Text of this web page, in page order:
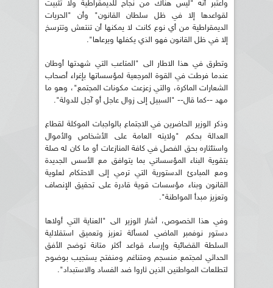
واعتبر أنه "ليس هناك من نجاح للديمقراطية ولا تثبيت
لقواعدها إلا في ظل سلطان القانون" وأن "الحريات
الديمقراطية من أي نوع كانت لا يمكنها أن تنتعش وتترسخ
إلا في ظل القانون فهو الذي يكفلها ويرعاها".
وتطرق في هذا الاطار الى "المتاعب التي شهدتها أوطان
عندما فرطت في القوة المرجعية لمؤسساتها بإغراء أصحاب
الشعارات الماكرة، والتي زعزعت مكونات المجتمع"، وهو ما
مهد --كما قال-- "السبيل إلى زوال عاجل أو آجل للدولة".
وذكر الوزير الحاضرين في الاجتماع بالواجبات الموكلة لقطاع
العدالة بحكم "ولايته العامة على الأشخاص والأموال
واستئثاره بحق الفصل في كافة المنازعات أو ما كان له صلة
بتقوية البناء المؤسساتي بما يتوافق مع الأسس الجديدة
ومع المبادئ الدستورية التي ترمي إلى الاحتكام لعلوية
القانون وبناء مؤسسات قوية قادرة على تحقيق الإنصاف
وتعزيز مبدأ المواطنة".
وفي هذا الخصوص، أشار الوزير الى "العناية التي أولاها
دستور نوفمبر الماضي لمسألة تعزيز وتعميق استقلالية
السلطة القضائية وإرساء قواعد أكثر متانة توضح الأفق
الحداثي لمجتمع منسجم ومتناغم ومنفتح يستجيب بوضوح
لتطلعات المواطنين الذين ثاروا ضد الفساد والاستبداد".